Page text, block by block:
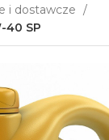
i dostawcze
40 SP